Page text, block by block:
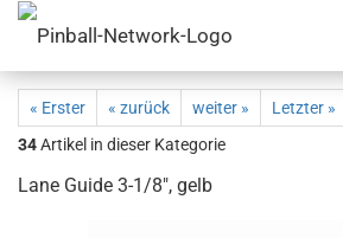
« Erster « zurück weiter »
Letzter »
34Artikel in dieser Kategorie
Lane Guide 3-1/8", gelb